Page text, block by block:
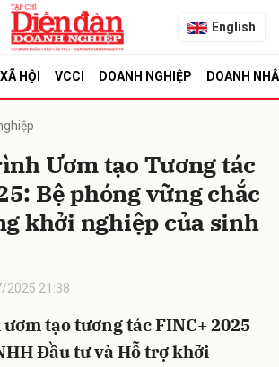
English
HỘI VCCI DOANH NGHIỆP DOANH
Ươm tạo Tương tác
Bệ phóng vững chắc
khởi nghiệp của sinh
2025 21:38
tạo tương tác FINC+ 2025
Đầu tư và Hỗ trợ khởi